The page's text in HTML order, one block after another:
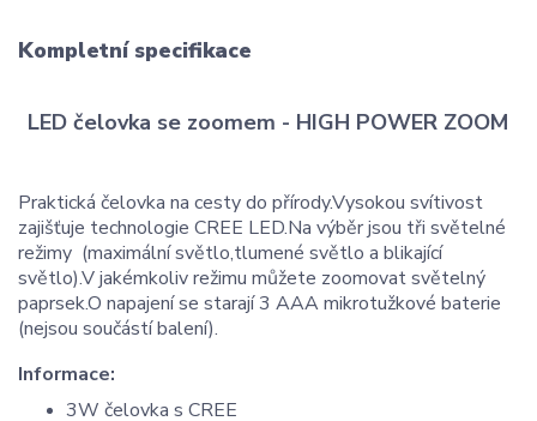
Kompletní specifikace
LED čelovka se zoomem - HIGH POWER ZOOM
Praktická čelovka na cesty do přírody.Vysokou svítivost
zajišťuje technologie CREE LED.Na výběr jsou tři světelné
režimy (maximální světlo,tlumené světlo a blikající
světlo).V jakémkoliv režimu můžete zoomovat světelný
paprsek.O napajení se starají 3 AAA mikrotužkové baterie
(nejsou součástí balení).
Informace:
3W čelovka s CREE